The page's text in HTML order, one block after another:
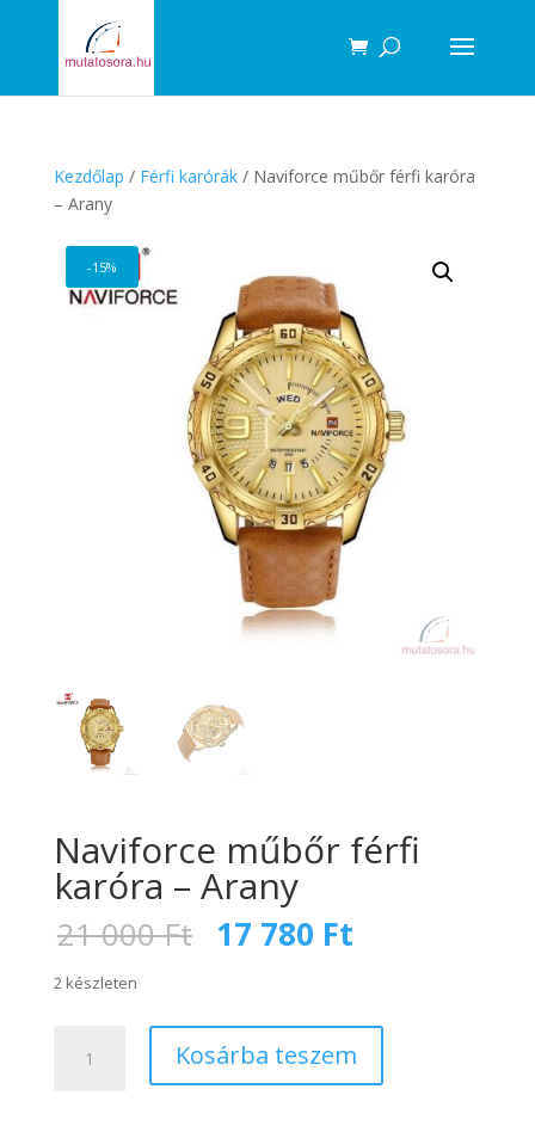
Kezdőlap / Férfi karórák/ Naviforce műbőr férfi karóra
– Arany
-15%
Naviforce műbőr férfi
karóra – Arany
21 000Ft Original
price
21
000 Ft.
17 780 Ft
17
780 Ft.
2 készleten
műbőr
Kosárba teszem